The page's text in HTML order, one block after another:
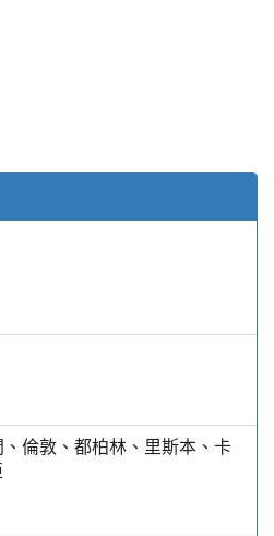
倫敦、都柏林、里斯本、卡